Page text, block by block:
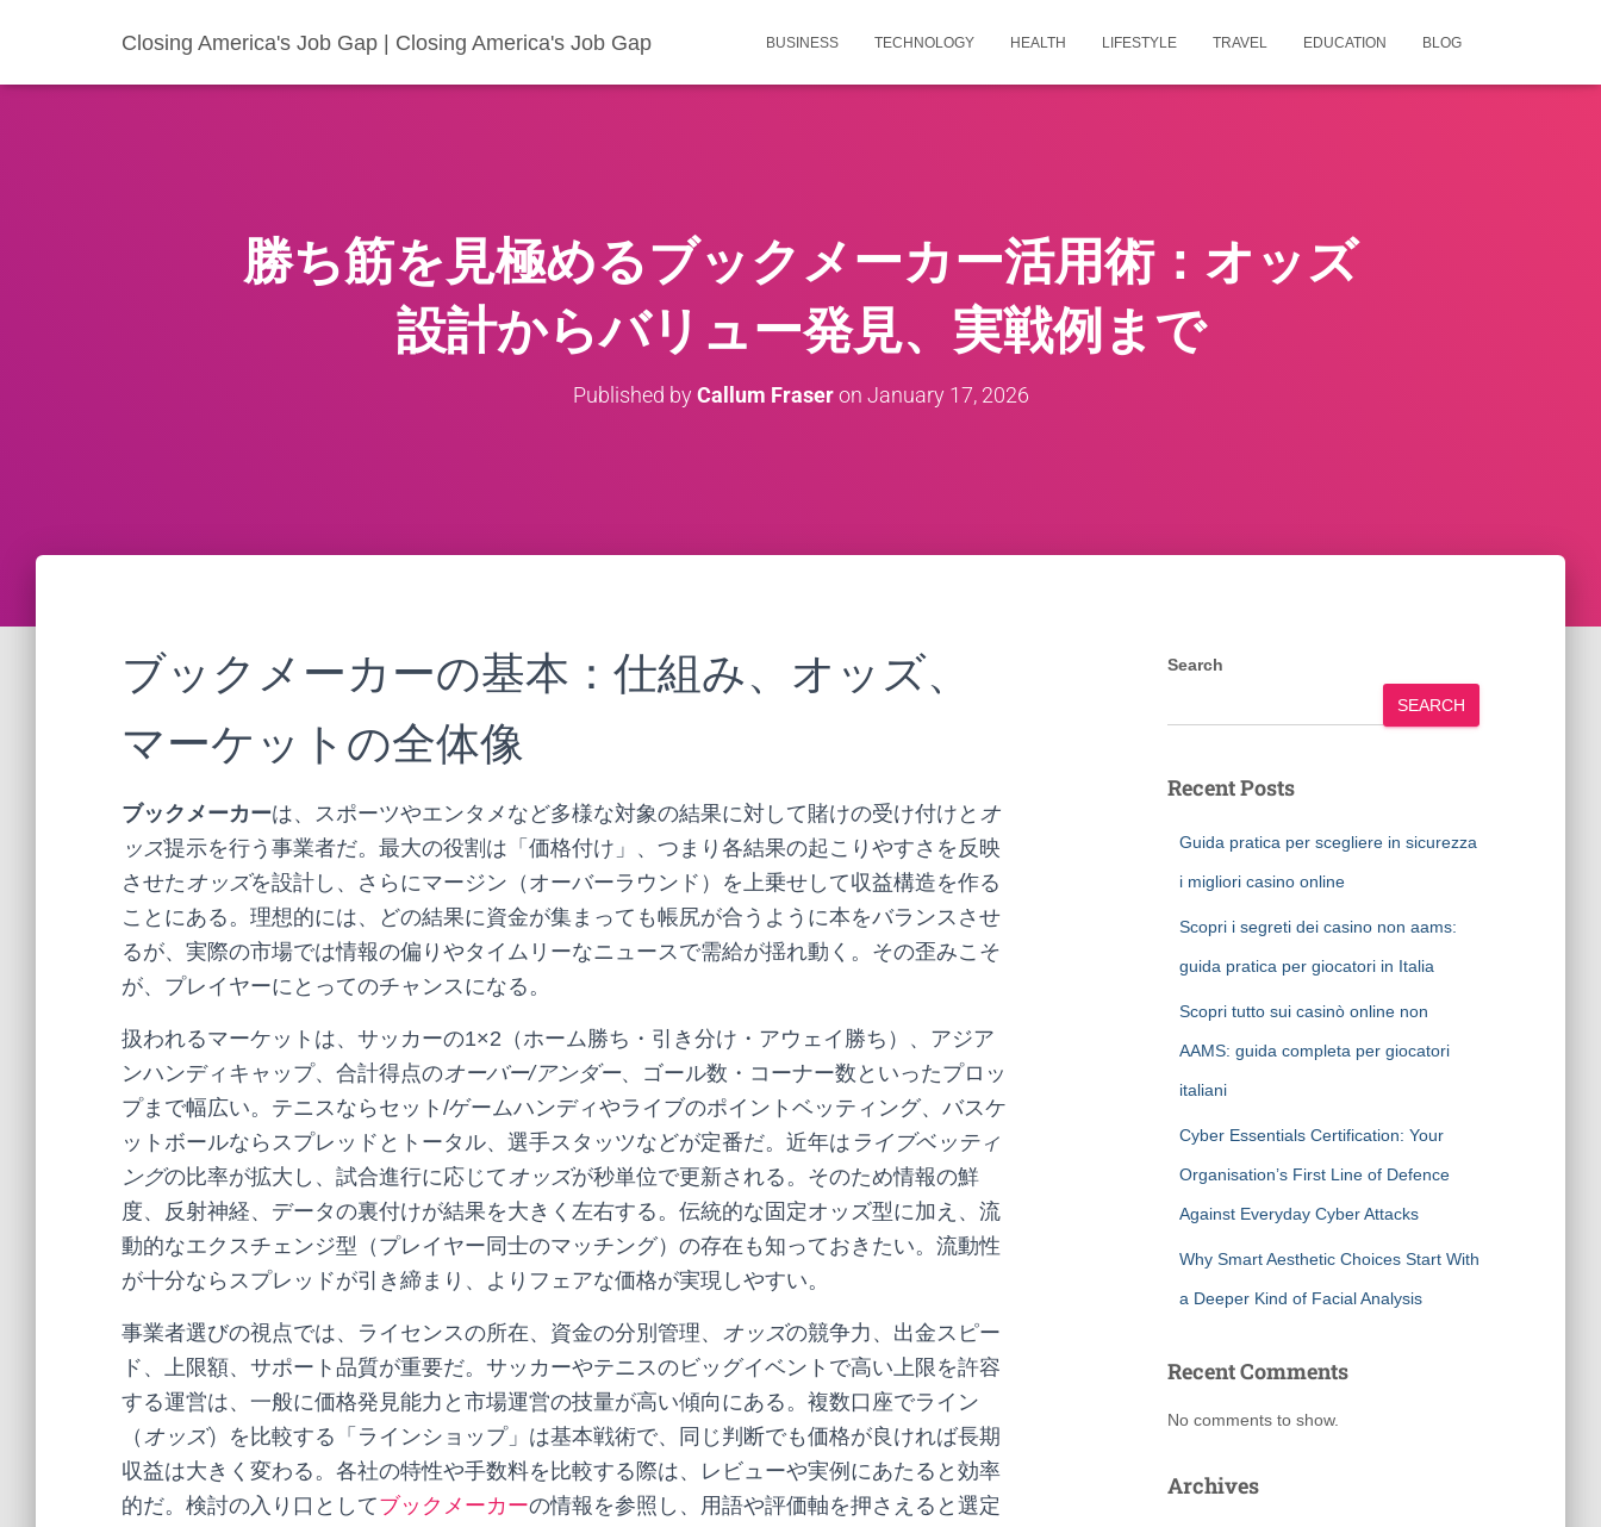
Closing America's Job Gap | Closing America's Job Gap BUSINESS TECHNOLOGY HEALTH LIFESTYLE TRAVEL EDUCATION BLOG
勝ち筋を見極めるブックメーカー活用術：オッズ
設計からバリュー発見、実戦例まで
Published byCallum Fraseron January 17, 2026
ブックメーカーの基本：仕組み、オッズ、
マーケットの全体像
ブックメーカーは、スポーツやエンタメなど多様な対象の結果に対して賭けの受け付けと オ
ッズ提示を行う事業者だ。最大の役割は「価格付け」、つまり各結果の起こりやすさを反映
させたオッズを設計し、さらにマージン（オーバーラウンド）を上乗せして収益構造を作る
ことにある。理想的には、どの結果に資金が集まっても帳尻が合うように本をバランスさせ
るが、実際の市場では情報の偏りやタイムリーなニュースで需給が揺れ動く。その歪みこそ
が、プレイヤーにとってのチャンスになる。
扱われるマーケットは、サッカーの1×2（ホーム勝ち・引き分け・アウェイ勝ち）、アジア
ンハンディキャップ、合計得点のオーバー/アンダー、ゴール数・コーナー数といったプロッ
プまで幅広い。テニスならセット/ゲームハンディやライブのポイントベッティング、バスケ
ットボールならスプレッドとトータル、選手スタッツなどが定番だ。近年は ライブベッティ
ングの比率が拡大し、試合進行に応じてオッズが秒単位で更新される。そのため情報の鮮
度、反射神経、データの裏付けが結果を大きく左右する。伝統的な固定オッズ型に加え、流
動的なエクスチェンジ型（プレイヤー同士のマッチング）の存在も知っておきたい。流動性
が十分ならスプレッドが引き締まり、よりフェアな価格が実現しやすい。
事業者選びの視点では、ライセンスの所在、資金の分別管理、 オッズの競争力、出金スピー
ド、上限額、サポート品質が重要だ。サッカーやテニスのビッグイベントで高い上限を許容
する運営は、一般に価格発見能力と市場運営の技量が高い傾向にある。複数口座でライン
（ オッズ）を比較する「ラインショップ」は基本戦術で、同じ判断でも価格が良ければ長期
収益は大きく変わる。各社の特性や手数料を比較する際は、レビューや実例にあたると効率
的だ。検討の入り口としてブックメーカーの情報を参照し、用語や評価軸を押さえると選定
Search
SEARCH
Recent Posts
Guida pratica per scegliere in sicurezza
i migliori casino online
Scopri i segreti dei casino non aams:
guida pratica per giocatori in Italia
Scopri tutto sui casinò online non
AAMS: guida completa per giocatori
italiani
Cyber Essentials Certification: Your
Organisation’s First Line of Defence
Against Everyday Cyber Attacks
Why Smart Aesthetic Choices Start With
a Deeper Kind of Facial Analysis
Recent Comments
No comments to show.
Archives